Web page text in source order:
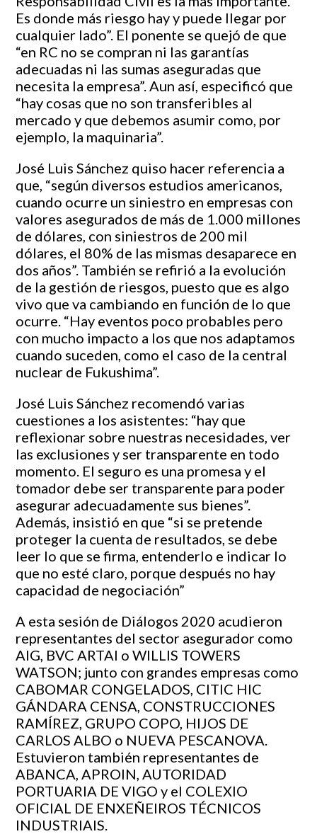
Es donde más riesgo hay y puede llegar por
cualquier lado”. El ponente se quejó de que
“en RC no se compran ni las garantías
adecuadas ni las sumas aseguradas que
necesita la empresa”. Aun así, especificó que
“hay cosas que no son transferibles al
mercado y que debemos asumir como, por
ejemplo, la maquinaria”.
José Luis Sánchez quiso hacer referencia a
que, “según diversos estudios americanos,
cuando ocurre un siniestro en empresas con
valores asegurados de más de 1.000 millones
de dólares, con siniestros de 200 mil
dólares, el 80% de las mismas desaparece en
dos años”. También se refirió a la evolución
de la gestión de riesgos, puesto que es algo
vivo que va cambiando en función de lo que
ocurre. “Hay eventos poco probables pero
con mucho impacto a los que nos adaptamos
cuando suceden, como el caso de la central
nuclear de Fukushima”.
José Luis Sánchez recomendó varias
cuestiones a los asistentes: “hay que
reflexionar sobre nuestras necesidades, ver
las exclusiones y ser transparente en todo
momento. El seguro es una promesa y el
tomador debe ser transparente para poder
asegurar adecuadamente sus bienes”.
Además, insistió en que “si se pretende
proteger la cuenta de resultados, se debe
leer lo que se firma, entenderlo e indicar lo
que no esté claro, porque después no hay
capacidad de negociación”
A esta sesión de Diálogos 2020 acudieron
representantes del sector asegurador como
AIG, BVC ARTAI o WILLIS TOWERS
WATSON; junto con grandes empresas como
CABOMAR CONGELADOS, CITIC HIC
GÁNDARA CENSA, CONSTRUCCIONES
RAMÍREZ, GRUPO COPO, HIJOS DE
CARLOS ALBO o NUEVA PESCANOVA.
Estuvieron también representantes de
ABANCA, APROIN, AUTORIDAD
PORTUARIA DE VIGO y el COLEXIO
OFICIAL DE ENXEÑEIROS TÉCNICOS
INDUSTRIAIS.